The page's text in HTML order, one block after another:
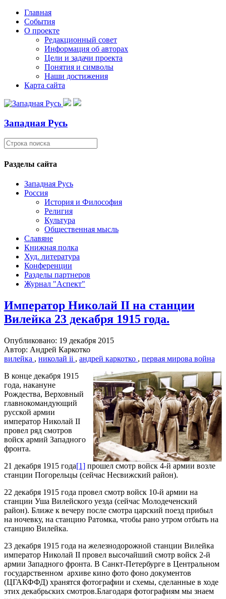
Главная
События
О проекте
Редакционный совет
Информация об авторах
Цели и задачи проекта
Понятия и символы
Наши достижения
Карта сайта
Западная Русь
Разделы сайта
Западная Русь
Россия
История и Философия
Религия
Культура
Общественная мысль
Славяне
Книжная полка
Худ. литература
Конференции
Разделы партнеров
Журнал "Аспект"
Император Николай II на станции
Вилейка 23 декабря 1915 года.
Опубликовано: 19 декабря 2015
Автор: Андрей Каркотко
вилейка , николай ii , андрей каркотко , первая мирова война
В конце декабря 1915
года, накануне
Рождества, Верховный
главнокомандующий
русской армии
император Николай II
провел ряд смотров
войск армий Западного
фронта.
21 декабря 1915 года[1] прошел смотр войск 4-й армии возле
станции Погорельцы (сейчас Несвижский район).
22 декабря 1915 года провел смотр войск 10-й армии на
станции Уша Вилейского уезда (сейчас Молодеченский
район). Ближе к вечеру после смотра царский поезд прибыл
на ночевку, на станцию Ратомка, чтобы рано утром отбыть на
станцию Вилейка.
23 декабря 1915 года на железнодорожной станции Вилейка
император Николай II провел высочайший смотр войск 2-й
армии Западного фронта. В Санкт-Петербурге в Центральном
государственном архиве кино фото фоно документов
(ЦГАКФФД) хранятся фотографии и схемы, сделанные в ходе
этих декабрьских смотров.Благодаря фотографиям мы знаем